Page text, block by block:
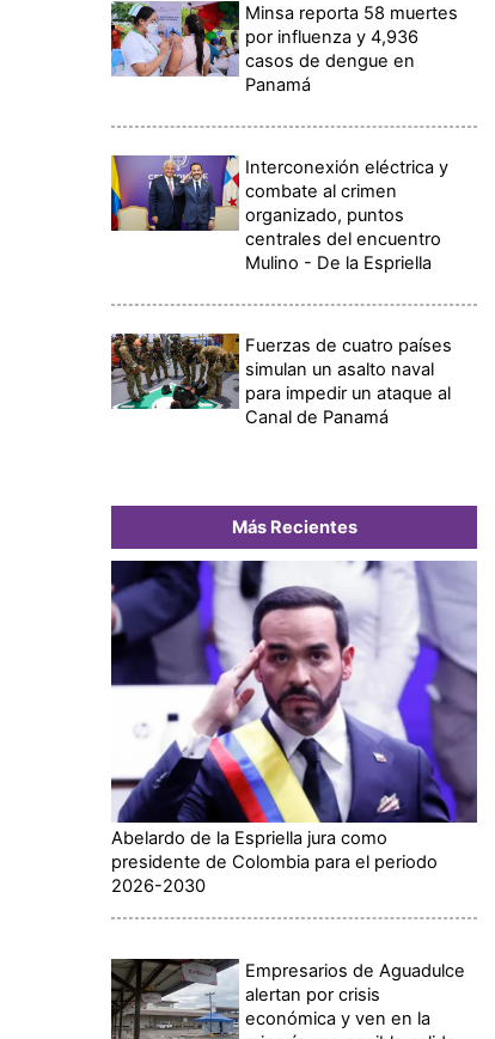
Minsa reporta 58 muertes
por influenza y 4,936
casos de dengue en
Panamá
Interconexión eléctrica y
combate al crimen
organizado, puntos
centrales del encuentro
Mulino - De la Espriella
Fuerzas de cuatro países
simulan un asalto naval
para impedir un ataque al
Canal de Panamá
Más Recientes
Abelardo de la Espriella jura como
presidente de Colombia para el periodo
2026-2030
Empresarios de Aguadulce
alertan por crisis
económica y ven en la